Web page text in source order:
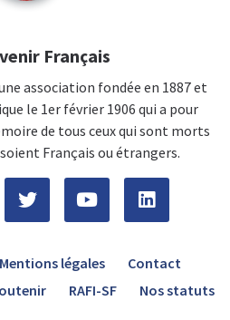
Français
association fondée en 1887 et
le 1er février 1906 qui a pour
de tous ceux qui sont morts
Français ou étrangers.
Mentions légales
Contact
RAFI-SF Nos statuts